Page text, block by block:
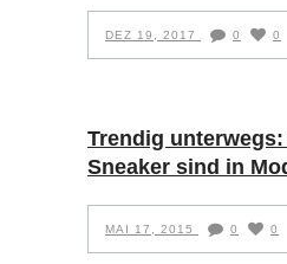
DEZ 19, 2017 0 0
Trendig
Sneaker sind in
MAI 17, 2015 0 0